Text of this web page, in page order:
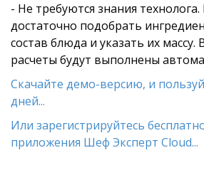
- Не требуются знания
достаточно подобрать
состав блюда и указать их массу.
расчеты будут выполнены
Скачайте демо-версию, и
дней...
Или зарегистрируйтесь
приложения Шеф Эксперт Cloud...